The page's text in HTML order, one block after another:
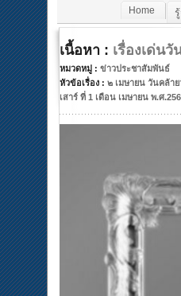
Home
เนื้อหา : เรื่องเด่นวั
หมวดหมู่ : ข่าวประชาสัมพันธ์
หัวข้อเรื่อง : ๒ เมษายน วันคล้า
เสาร์ ที่ 1 เดือน เมษายน พ.ศ